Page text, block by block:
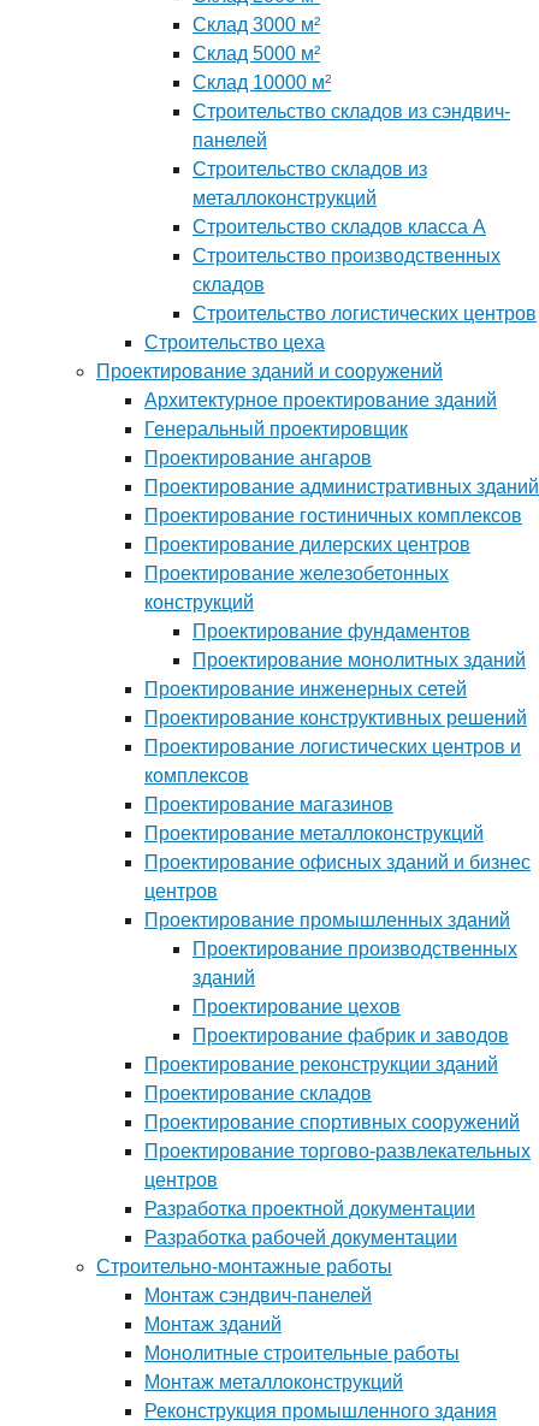
Склад 3000 м²
Склад 5000 м²
Склад 10000 м²
Строительство складов из сэндвич-
панелей
Строительство складов из
металлоконструкций
Строительство складов класса А
Строительство производственных
складов
Строительство логистических центров
Строительство цеха
Проектирование зданий и сооружений
Архитектурное проектирование зданий
Генеральный проектировщик
Проектирование ангаров
Проектирование административных зданий
Проектирование гостиничных комплексов
Проектирование дилерских центров
Проектирование железобетонных
конструкций
Проектирование фундаментов
Проектирование монолитных зданий
Проектирование инженерных сетей
Проектирование конструктивных решений
Проектирование логистических центров и
комплексов
Проектирование магазинов
Проектирование металлоконструкций
Проектирование офисных зданий и бизнес
центров
Проектирование промышленных зданий
Проектирование производственных
зданий
Проектирование цехов
Проектирование фабрик и заводов
Проектирование реконструкции зданий
Проектирование складов
Проектирование спортивных сооружений
Проектирование торгово-развлекательных
центров
Разработка проектной документации
Разработка рабочей документации
Строительно-монтажные работы
Монтаж сэндвич-панелей
Монтаж зданий
Монолитные строительные работы
Монтаж металлоконструкций
Реконструкция промышленного здания